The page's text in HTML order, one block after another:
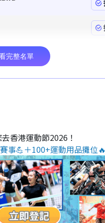
去香港運動節2026！
事💪＋100+運動用品攤位🔥